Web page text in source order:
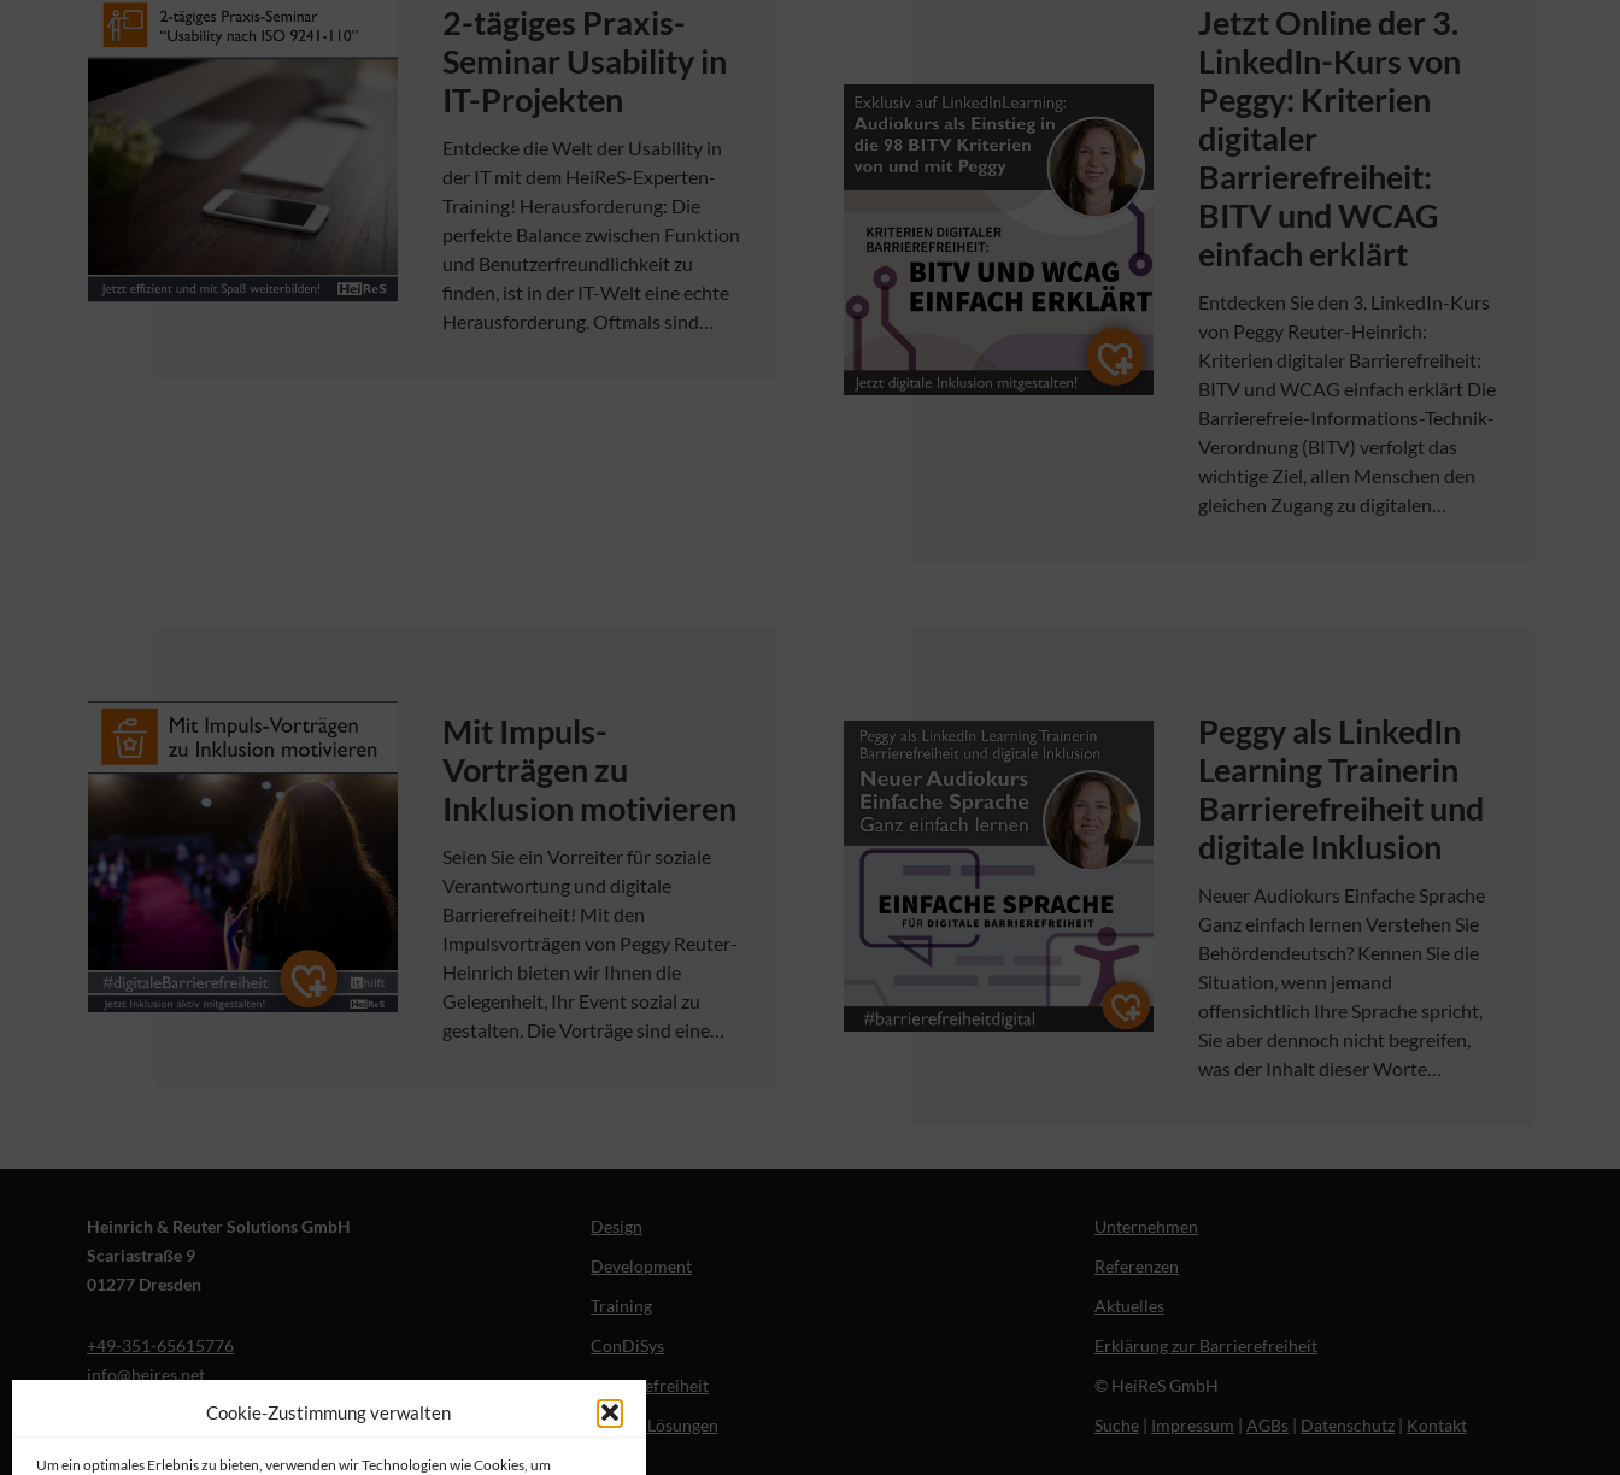
Cookie-Zustimmung verwalten
Um ein optimales Erlebnis zu bieten, verwenden wir Technologien wie Cookies, um
2-tägiges Praxis-
Seminar Usability in
IT-Projekten
Entdecke die Welt der Usability in
der IT mit dem HeiReS-Experten-
Training! Herausforderung: Die
perfekte Balance zwischen Funktion
und Benutzerfreundlichkeit zu
finden, ist in der IT-Welt eine echte
Herausforderung. Oftmals sind…
Jetzt Online der 3.
LinkedIn-Kurs von
Peggy: Kriterien
digitaler
Barrierefreiheit:
BITV und WCAG
einfach erklärt
Entdecken Sie den 3. LinkedIn-Kurs
von Peggy Reuter-Heinrich:
Kriterien digitaler Barrierefreiheit:
BITV und WCAG einfach erklärt Die
Barrierefreie-Informations-Technik-
Verordnung (BITV) verfolgt das
wichtige Ziel, allen Menschen den
gleichen Zugang zu digitalen…
Mit Impuls-
Vorträgen zu
Inklusion motivieren
Seien Sie ein Vorreiter für soziale
Verantwortung und digitale
Barrierefreiheit! Mit den
Impulsvorträgen von Peggy Reuter-
Heinrich bieten wir Ihnen die
Gelegenheit, Ihr Event sozial zu
gestalten. Die Vorträge sind eine…
Peggy als LinkedIn
Learning Trainerin
Barrierefreiheit und
digitale Inklusion
Neuer Audiokurs Einfache Sprache
Ganz einfach lernen Verstehen Sie
Behördendeutsch? Kennen Sie die
Situation, wenn jemand
offensichtlich Ihre Sprache spricht,
Sie aber dennoch nicht begreifen,
was der Inhalt dieser Worte…
Heinrich & Reuter Solutions GmbH
Scariastraße 9
01277 Dresden
+49-351-65615776
info@heires.net
Design
Development
Training
ConDiSys
Barrierefreiheit
Mobile Lösungen
Unternehmen
Referenzen
Aktuelles
Erklärung zur Barrierefreiheit
© HeiReS GmbH
Suche| Impressum | AGBs| Datenschutz| Kontakt